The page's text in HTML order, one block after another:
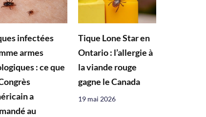
infectées
armes
: ce que
a
au
Tique Lone Star en
Ontario : l’allergie à
la viande rouge
gagne le Canada
19 mai 2026